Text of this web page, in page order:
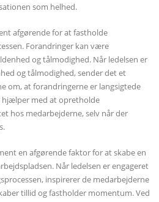
som helhed.
afgørende for at fastholde
Forandringer kan være
og tålmodighed. Når ledelsen er
og tålmodighed, sender det et
om, at forandringerne er langsigtede
hjælper med at opretholde
hos medarbejderne, selv når der
en afgørende faktor for at skabe en
Når ledelsen er engageret
inspirerer de medarbejderne
tillid og fastholder momentum. Ved